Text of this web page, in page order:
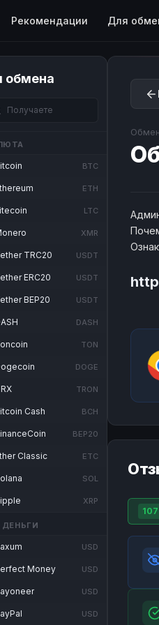
Рекомендации Для
обмена
BTC
ETH
LTC
XMR
TRC20 USDT
ERC20 USDT
BEP20 USDT
DASH
TON
DOGE
TRON
Cash BCH
BEP20
Classic ETC
SOL
XRP
USD
Money USD
USD
USD